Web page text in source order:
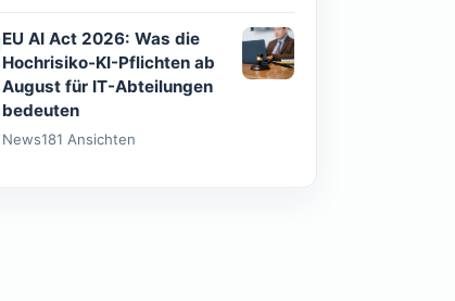
EU AI Act 2026: Was die
Hochrisiko-KI-Pflichten ab
August für IT-Abteilungen
bedeuten
News181 Ansichten